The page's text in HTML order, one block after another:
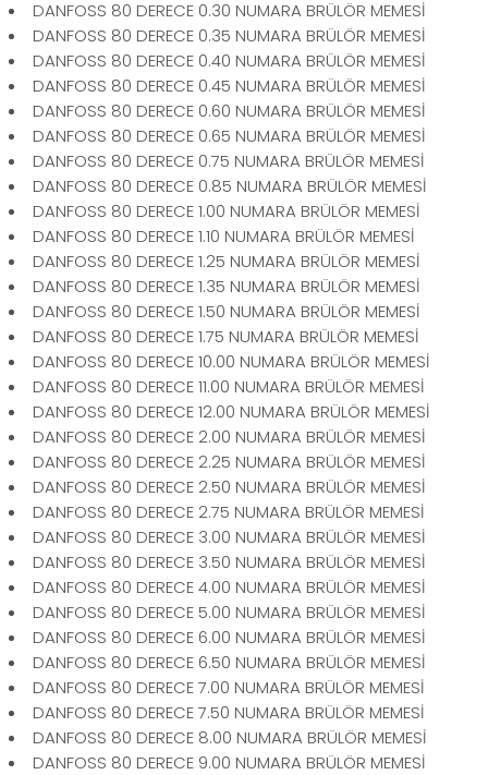
DANFOSS 80 DERECE 0.30 NUMARA BRÜLÖR MEMESİ
DANFOSS 80 DERECE 0.35 NUMARA BRÜLÖR MEMESİ
DANFOSS 80 DERECE 0.40 NUMARA BRÜLÖR MEMESİ
DANFOSS 80 DERECE 0.45 NUMARA BRÜLÖR MEMESİ
DANFOSS 80 DERECE 0.60 NUMARA BRÜLÖR MEMESİ
DANFOSS 80 DERECE 0.65 NUMARA BRÜLÖR MEMESİ
DANFOSS 80 DERECE 0.75 NUMARA BRÜLÖR MEMESİ
DANFOSS 80 DERECE 0.85 NUMARA BRÜLÖR MEMESİ
DANFOSS 80 DERECE 1.00 NUMARA BRÜLÖR MEMESİ
DANFOSS 80 DERECE 1.10 NUMARA BRÜLÖR MEMESİ
DANFOSS 80 DERECE 1.25 NUMARA BRÜLÖR MEMESİ
DANFOSS 80 DERECE 1.35 NUMARA BRÜLÖR MEMESİ
DANFOSS 80 DERECE 1.50 NUMARA BRÜLÖR MEMESİ
DANFOSS 80 DERECE 1.75 NUMARA BRÜLÖR MEMESİ
DANFOSS 80 DERECE 10.00 NUMARA BRÜLÖR MEMESİ
DANFOSS 80 DERECE 11.00 NUMARA BRÜLÖR MEMESİ
DANFOSS 80 DERECE 12.00 NUMARA BRÜLÖR MEMESİ
DANFOSS 80 DERECE 2.00 NUMARA BRÜLÖR MEMESİ
DANFOSS 80 DERECE 2.25 NUMARA BRÜLÖR MEMESİ
DANFOSS 80 DERECE 2.50 NUMARA BRÜLÖR MEMESİ
DANFOSS 80 DERECE 2.75 NUMARA BRÜLÖR MEMESİ
DANFOSS 80 DERECE 3.00 NUMARA BRÜLÖR MEMESİ
DANFOSS 80 DERECE 3.50 NUMARA BRÜLÖR MEMESİ
DANFOSS 80 DERECE 4.00 NUMARA BRÜLÖR MEMESİ
DANFOSS 80 DERECE 5.00 NUMARA BRÜLÖR MEMESİ
DANFOSS 80 DERECE 6.00 NUMARA BRÜLÖR MEMESİ
DANFOSS 80 DERECE 6.50 NUMARA BRÜLÖR MEMESİ
DANFOSS 80 DERECE 7.00 NUMARA BRÜLÖR MEMESİ
DANFOSS 80 DERECE 7.50 NUMARA BRÜLÖR MEMESİ
DANFOSS 80 DERECE 8.00 NUMARA BRÜLÖR MEMESİ
DANFOSS 80 DERECE 9.00 NUMARA BRÜLÖR MEMESİ